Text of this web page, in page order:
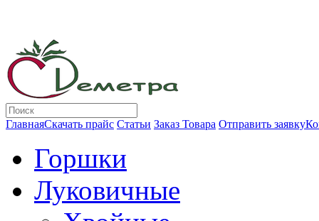
ГлавнаяСкачать прайс Статьи Заказ Товара Отправить заявку
Горшки
Луковичные